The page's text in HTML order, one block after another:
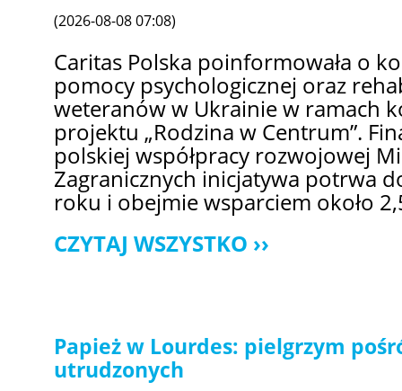
(2026-08-08 07:08)
Caritas Polska poinformowała o
pomocy psychologicznej oraz
weteranów w Ukrainie w ramach
projektu „Rodzina w Centrum”.
polskiej współpracy rozwojowej
Zagranicznych inicjatywa potrwa
roku i obejmie wsparciem około
CZYTAJ WSZYSTKO
Papież w Lourdes: pielgrzym
utrudzonych